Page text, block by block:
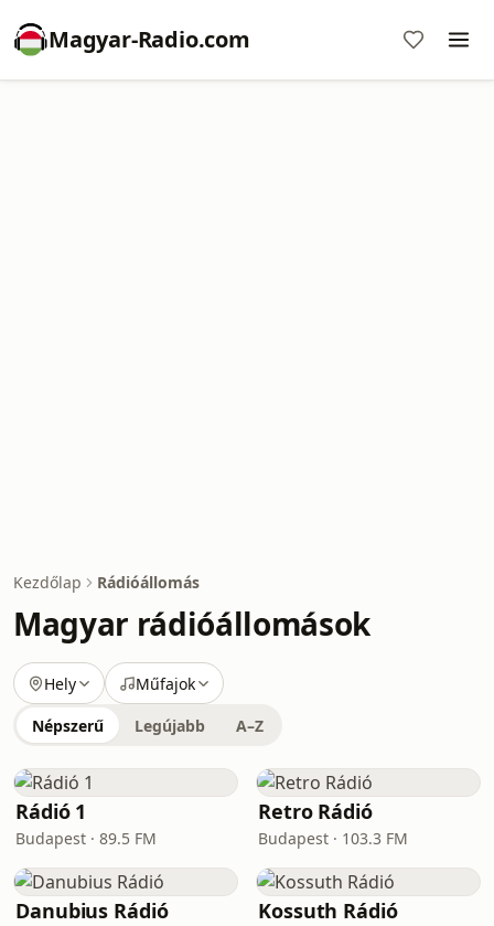
Magyar-Radio.com
Kezdőlap Rádióállomás
Magyar rádióállomások
Hely Műfajok
Népszerű Legújabb A–Z
Rádió 1
Budapest · 89.5 FM
Retro Rádió
Budapest · 103.3 FM
Danubius Rádió Kossuth Rádió